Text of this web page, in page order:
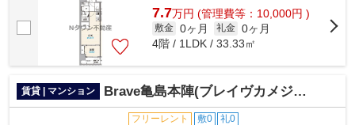
7.7万円 (管理費等：10,000円 )
敷金 0ヶ月 礼金 0ヶ月
4階 / 1LDK / 33.33㎡
賃貸 | マンション Brave亀島本陣(ブレイヴカメジマホンジン)
フリーレント 敷0 礼0